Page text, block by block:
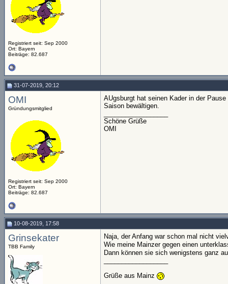
Registriert seit: Sep 2000
Ort: Bayern
Beiträge: 82.687
31-07-2019, 20:12
OMI
Gründungsmitglied
Registriert seit: Sep 2000
Ort: Bayern
Beiträge: 82.687
AUgsburgt hat seinen Kader in der
Saison bewältigen.
Schöne Grüße
OMI
10-08-2019, 17:58
Grinsekater
TBB Family
Naja, der Anfang war schon mal nicht
Wie meine Mainzer gegen einen
Dann können sie sich wenigstens ganz
Grüße aus Mainz